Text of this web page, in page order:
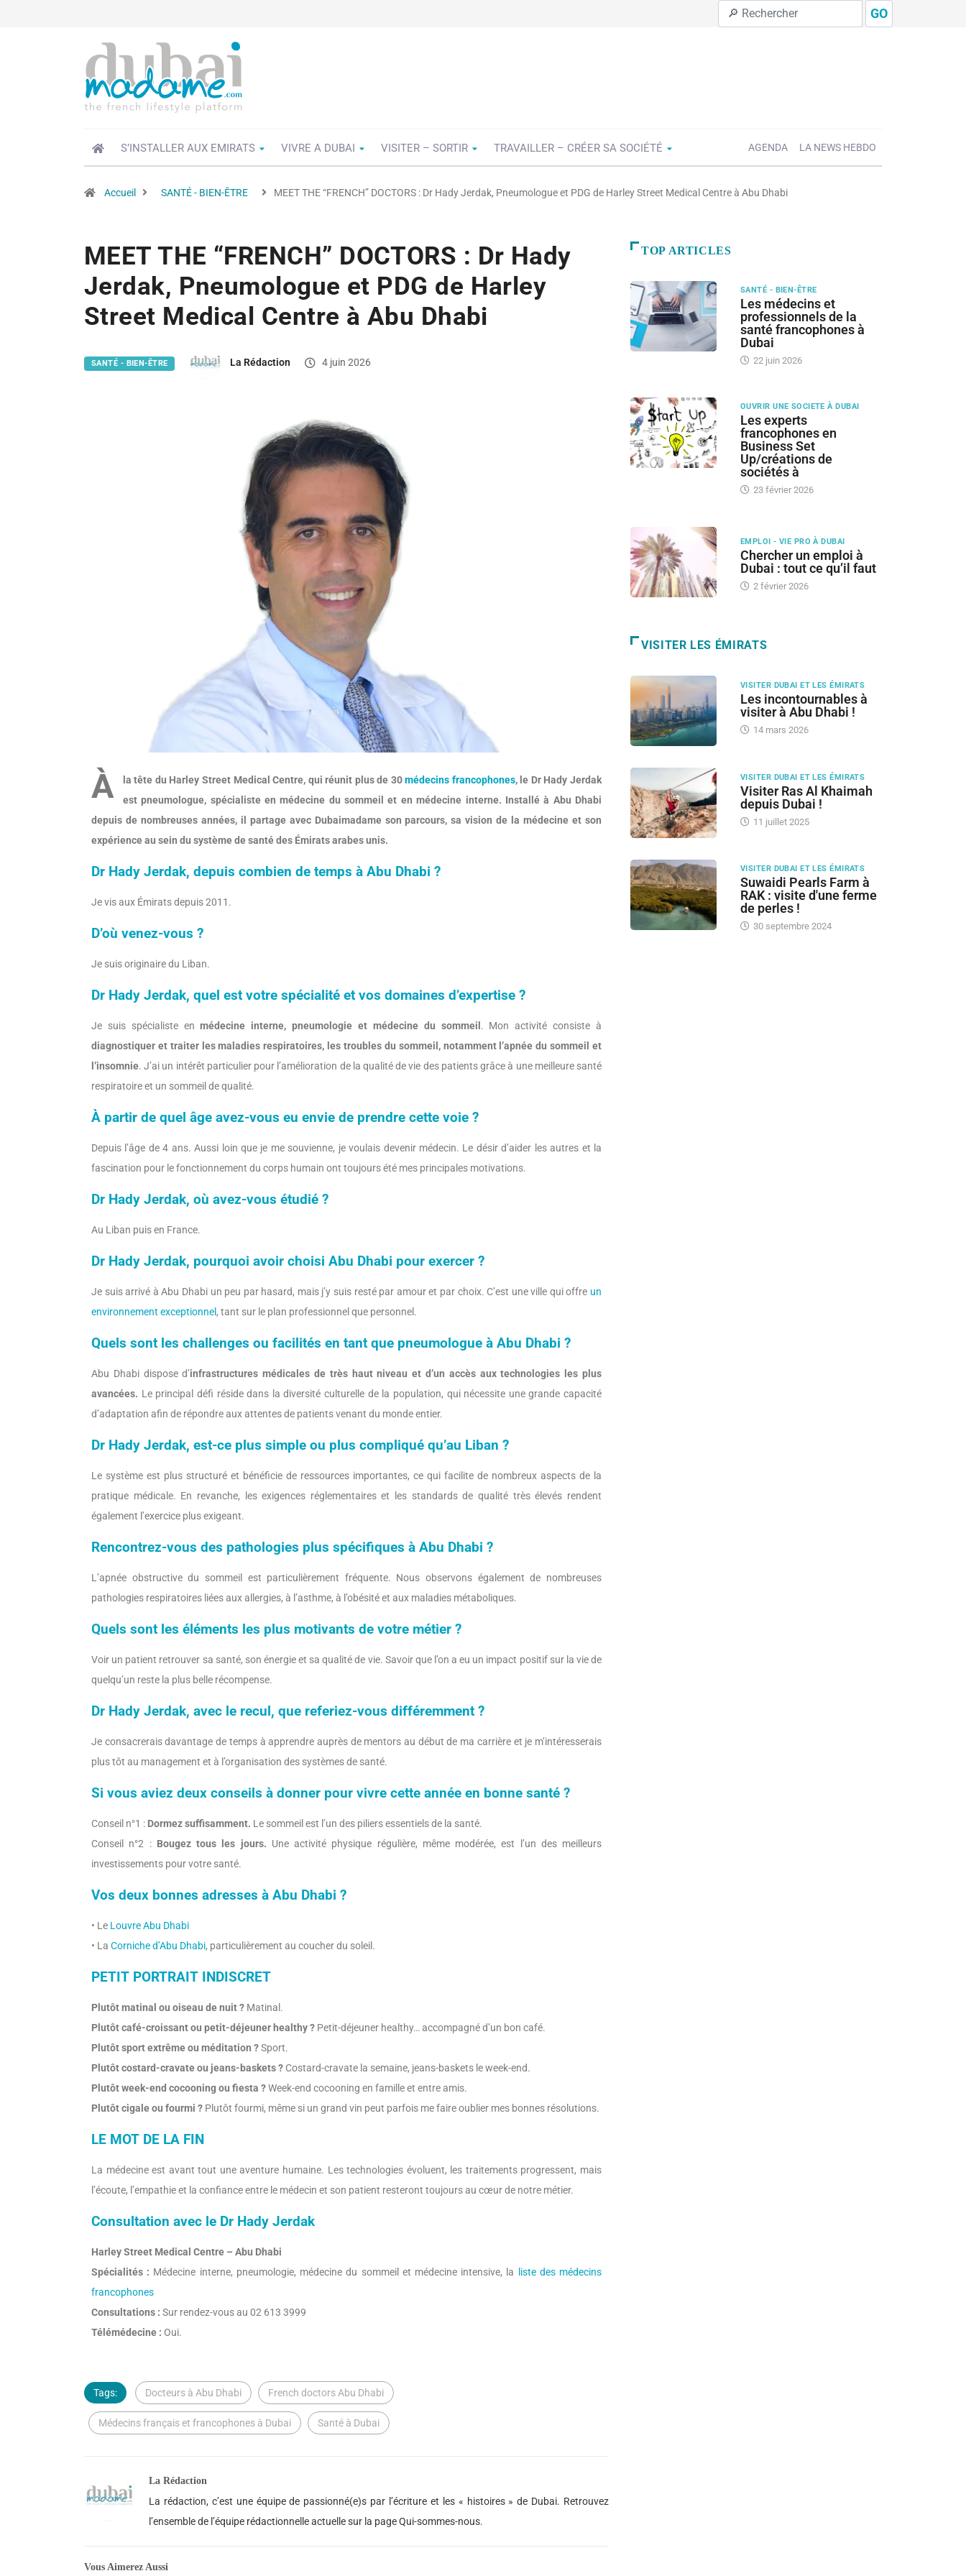
GO
S’INSTALLER AUX EMIRATS VIVRE A DUBAI VISITER – SORTIR TRAVAILLER – CRÉER SA SOCIÉTÉ AGENDA LA NEWS HEBDO
Accueil SANTÉ - BIEN-ÊTRE MEET THE “FRENCH” DOCTORS : Dr Hady Jerdak, Pneumologue et PDG de Harley Street Medical Centre à Abu Dhabi
MEET THE “FRENCH” DOCTORS : Dr Hady
Jerdak, Pneumologue et PDG de Harley
Street Medical Centre à Abu Dhabi
SANTÉ - BIEN-ÊTRE La Rédaction 4 juin 2026
À la tête du Harley Street Medical Centre, qui réunit plus de 30médecins francophones, le Dr Hady Jerdak
est pneumologue, spécialiste en médecine du sommeil et en médecine interne. Installé à Abu Dhabi
depuis de nombreuses années, il partage avec Dubaimadame son parcours, sa vision de la médecine et son
expérience au sein du système de santé des Émirats arabes unis.
Dr Hady Jerdak, depuis combien de temps à Abu Dhabi ?
Je vis aux Émirats depuis 2011.
D’où venez-vous ?
Je suis originaire du Liban.
Dr Hady Jerdak, quel est votre spécialité et vos domaines d’expertise ?
Je suis spécialiste enmédecine interne, pneumologie et médecine du sommeil . Mon activité consiste à
diagnostiquer et traiter les maladies respiratoires, les troubles du sommeil, notamment l’apnée du sommeil et
l’insomnie. J’ai un intérêt particulier pour l’amélioration de la qualité de vie des patients grâce à une meilleure santé
respiratoire et un sommeil de qualité.
À partir de quel âge avez-vous eu envie de prendre cette voie ?
Depuis l’âge de 4 ans. Aussi loin que je me souvienne, je voulais devenir médecin. Le désir d’aider les autres et la
fascination pour le fonctionnement du corps humain ont toujours été mes principales motivations.
Dr Hady Jerdak, où avez-vous étudié ?
Au Liban puis en France.
Dr Hady Jerdak, pourquoi avoir choisi Abu Dhabi pour exercer ?
Je suis arrivé à Abu Dhabi un peu par hasard, mais j’y suis resté par amour et par choix. C’est une ville qui offre un
environnement exceptionnel , tant sur le plan professionnel que personnel.
Quels sont les challenges ou facilités en tant que pneumologue à Abu Dhabi ?
Abu Dhabi dispose d’infrastructures médicales de très haut niveau et d’un accès aux technologies les plus
avancées. Le principal défi réside dans la diversité culturelle de la population, qui nécessite une grande capacité
d’adaptation afin de répondre aux attentes de patients venant du monde entier.
Dr Hady Jerdak, est-ce plus simple ou plus compliqué qu’au Liban ?
Le système est plus structuré et bénéficie de ressources importantes, ce qui facilite de nombreux aspects de la
pratique médicale. En revanche, les exigences réglementaires et les standards de qualité très élevés rendent
également l’exercice plus exigeant.
Rencontrez-vous des pathologies plus spécifiques à Abu Dhabi ?
L’apnée obstructive du sommeil est particulièrement fréquente. Nous observons également de nombreuses
pathologies respiratoires liées aux allergies, à l’asthme, à l’obésité et aux maladies métaboliques.
Quels sont les éléments les plus motivants de votre métier ?
Voir un patient retrouver sa santé, son énergie et sa qualité de vie. Savoir que l’on a eu un impact positif sur la vie de
quelqu’un reste la plus belle récompense.
Dr Hady Jerdak, avec le recul, que referiez-vous différemment ?
Je consacrerais davantage de temps à apprendre auprès de mentors au début de ma carrière et je m’intéresserais
plus tôt au management et à l’organisation des systèmes de santé.
Si vous aviez deux conseils à donner pour vivre cette année en bonne santé ?
Conseil n°1 : Dormez suffisamment. Le sommeil est l’un des piliers essentiels de la santé.
Conseil n°2 : Bougez tous les jours. Une activité physique régulière, même modérée, est l’un des meilleurs
investissements pour votre santé.
Vos deux bonnes adresses à Abu Dhabi ?
• Le Louvre Abu Dhabi
• La Corniche d’Abu Dhabi, particulièrement au coucher du soleil.
PETIT PORTRAIT INDISCRET
Plutôt matinal ou oiseau de nuit ? Matinal.
Plutôt café-croissant ou petit-déjeuner healthy ? Petit-déjeuner healthy… accompagné d’un bon café.
Plutôt sport extrême ou méditation ?Sport.
Plutôt costard-cravate ou jeans-baskets ? Costard-cravate la semaine, jeans-baskets le week-end.
Plutôt week-end cocooning ou fiesta ?Week-end cocooning en famille et entre amis.
Plutôt cigale ou fourmi ? Plutôt fourmi, même si un grand vin peut parfois me faire oublier mes bonnes résolutions.
LE MOT DE LA FIN
La médecine est avant tout une aventure humaine. Les technologies évoluent, les traitements progressent, mais
l’écoute, l’empathie et la confiance entre le médecin et son patient resteront toujours au cœur de notre métier.
Consultation avec le Dr Hady Jerdak
Harley Street Medical Centre – Abu Dhabi
Spécialités : Médecine interne, pneumologie, médecine du sommeil et médecine intensive, la
liste des médecins
francophones
Consultations : Sur rendez-vous au 02 613 3999
Télémédecine : Oui.
Tags: Docteurs à Abu Dhabi French doctors Abu Dhabi
Médecins français et francophones à Dubai Santé à Dubai
La Rédaction
La rédaction, c’est une équipe de passionné(e)s par l’écriture et les « histoires » de Dubai. Retrouvez
l’ensemble de l’équipe rédactionnelle actuelle sur la page Qui-sommes-nous.
Vous Aimerez Aussi
TOP ARTICLES
SANTÉ - BIEN-ÊTRE
Les médecins et
professionnels de la
santé francophones à
Dubai
22 juin 2026
OUVRIR UNE SOCIETE À DUBAI
Les experts
francophones en
Business Set
Up/créations de
sociétés à
23 février 2026
EMPLOI - VIE PRO À DUBAI
Chercher un emploi à
Dubai : tout ce qu’il faut
2 février 2026
VISITER LES ÉMIRATS
VISITER DUBAI ET LES ÉMIRATS
Les incontournables à
visiter à Abu Dhabi !
14 mars 2026
VISITER DUBAI ET LES ÉMIRATS
Visiter Ras Al Khaimah
depuis Dubai !
11 juillet 2025
VISITER DUBAI ET LES ÉMIRATS
Suwaidi Pearls Farm à
RAK : visite d'une ferme
de perles !
30 septembre 2024